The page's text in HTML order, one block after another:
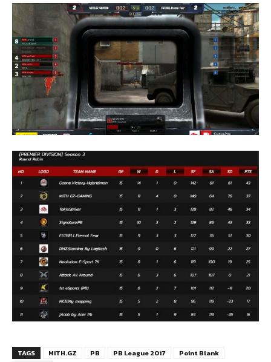
TAGS MiTH.GZ PB PB League 2017
Point Blank